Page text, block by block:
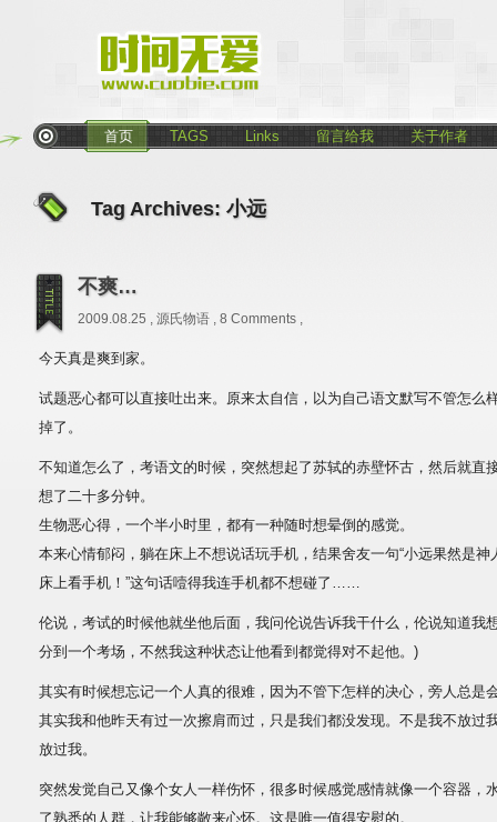
首页 TAGS Links 留言给我 关于作者
Tag Archives: 小远
不爽…
2009.08.25 , 源氏物语 , 8 Comments ,
今天真是爽到家。
试题恶心都可以直接吐出来。原来太自信，以为自己语文默写不管怎么
掉了。
不知道怎么了，考语文的时候，突然想起了苏轼的赤壁怀古，然后就直
想了二十多分钟。
生物恶心得，一个半小时里，都有一种随时想晕倒的感觉。
本来心情郁闷，躺在床上不想说话玩手机，结果舍友一句“小远果然是
床上看手机！”这句话噎得我连手机都不想碰了……
伦说，考试的时候他就坐他后面，我问伦说告诉我干什么，伦说知道我
分到一个考场，不然我这种状态让他看到都觉得对不起他。)
其实有时候想忘记一个人真的很难，因为不管下怎样的决心，旁人总是
其实我和他昨天有过一次擦肩而过，只是我们都没发现。不是我不放过
放过我。
突然发觉自己又像个女人一样伤怀，很多时候感觉感情就像一个容器，
了熟悉的人群，让我能够敞来心怀。这是唯一值得安慰的。